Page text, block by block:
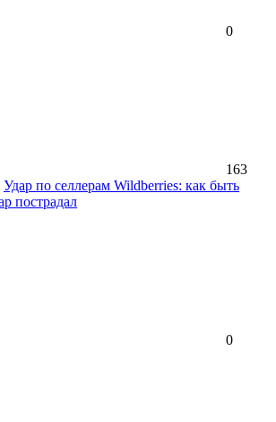
0
163
Удар по селлерам Wildberries: как быть
пострадал
0